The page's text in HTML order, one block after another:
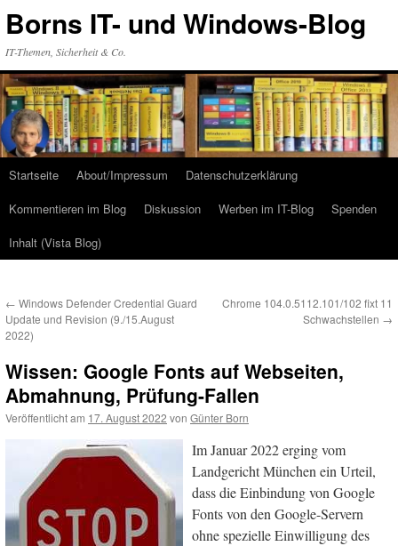
Inhalt
Borns IT- und Windows-Blog
IT-Themen, Sicherheit & Co.
Startseite About/Impressum
Datenschutzerklärung
Kommentieren im Blog
Diskussion Werben im IT-Blog
Spenden
Inhalt (Vista Blog)
← Windows Defender Credential Guard
Update und Revision (9./15.August
2022)
Chrome 104.0.5112.101/102 fixt 11
Schwachstellen →
Wissen: Google Fonts auf Webseiten,
Abmahnung, Prüfung-Fallen
Veröffentlicht am 17. August 2022 von Günter Born
Im Januar 2022 erging vom
Landgericht München ein Urteil,
dass die Einbindung von Google
Fonts von den Google-Servern
ohne spezielle Einwilligung des